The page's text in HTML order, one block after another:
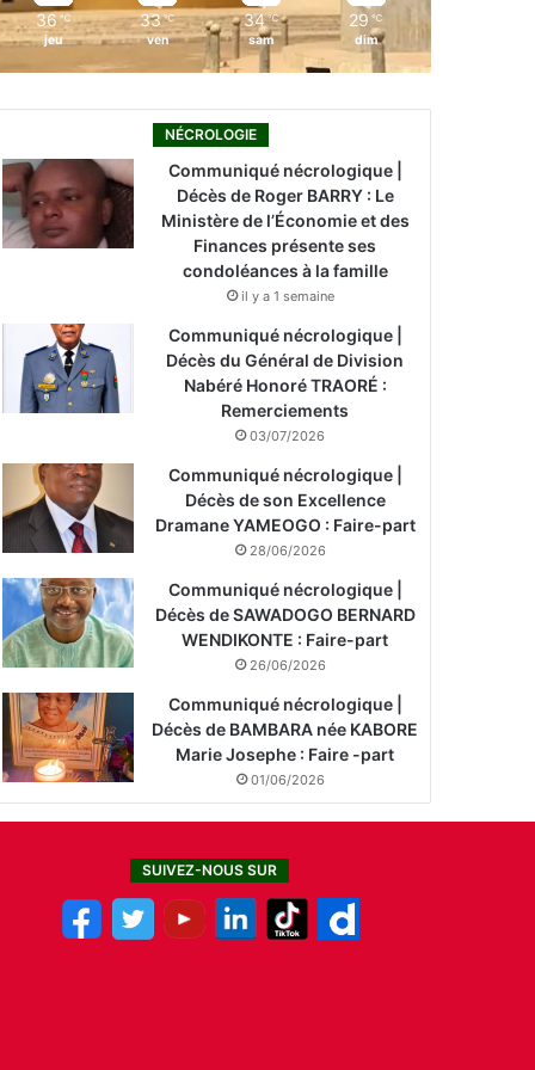
36 ℃
jeu
33 ℃
ven
34 ℃
sam
29 ℃
dim
NÉCROLOGIE
Communiqué nécrologique |
Décès de Roger BARRY : Le
Ministère de l’Économie et des
Finances présente ses
condoléances à la famille
il y a 1 semaine
Communiqué nécrologique |
Décès du Général de Division
Nabéré Honoré TRAORÉ :
Remerciements
03/07/2026
Communiqué nécrologique |
Décès de son Excellence
Dramane YAMEOGO : Faire-part
28/06/2026
Communiqué nécrologique |
Décès de SAWADOGO BERNARD
WENDIKONTE : Faire-part
26/06/2026
Communiqué nécrologique |
Décès de BAMBARA née KABORE
Marie Josephe : Faire -part
01/06/2026
SUIVEZ-NOUS SUR